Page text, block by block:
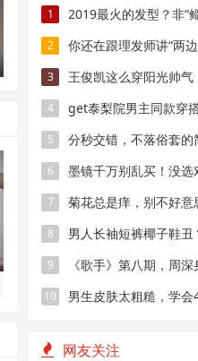
1 2019最火的发型？非“
2
你还在跟理发师讲“两
受男生欢迎的发型
3
王俊凯这么穿阳光帅
衫，简装也穿出气质！
4
get泰梨院男主同款穿
俊一样的男神气质！
5
分秒交错，不落俗套
酷！
6
墨镜千万别乱买！没
了……
7
菊花总是痒，别不好
因有关
8
男人长袖短裤椰子鞋丑
夸赞”
9
《歌手》第八期，周
克，这造型太帅了
10
男生皮肤太粗糙，学会
网友关注